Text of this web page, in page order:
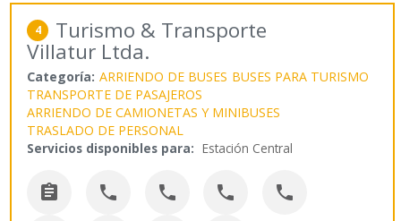
4 Turismo & Transporte
Villatur Ltda.
Categoría: ARRIENDO DE BUSES BUSES PARA TURISMO
TRANSPORTE DE PASAJEROS
ARRIENDO DE CAMIONETAS Y MINIBUSES
TRASLADO DE PERSONAL
Servicios disponibles para: Estación Central
    